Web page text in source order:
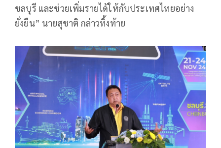
ชลบุรี และช่วยเพิ่มรายได้ให้กับประเทศไทยอย่าง
ยั่งยืน” นายสุชาติ กล่าวทิ้งท้าย